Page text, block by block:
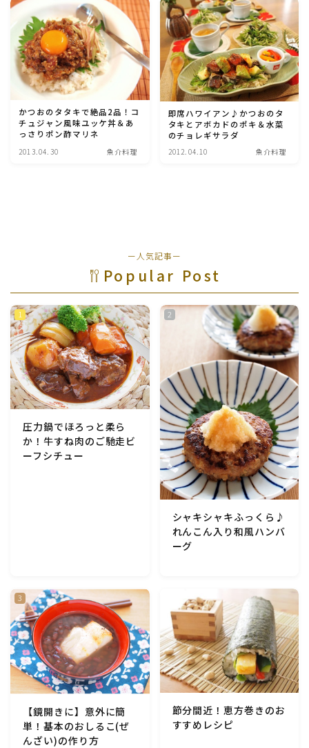
野菜料理(ズッキーニ・コーン・いんげん・そら豆・え
んどう・オクラ)
野菜料理(玉ねぎ・ねぎ・アボカド・青梗菜・セロリ・
アスパラガス)
根菜料理（にんじん・ごぼう・かぶ・大根・れんこん・
ビーツ)
洋菓子 (その他)
和菓子
マクロビスイーツ・自然派おやつ
パン・パンケーキ・スコーン・食事パイ・ケークサレ・
粉もの
麺料理(パスタ・うどん・そうめん・春雨など)
豆腐・厚揚げ・油揚げ・納豆・豆類・豆製品料理
缶詰料理(ツナ・サバ・いわし・ホタテ貝柱・コーン
等)
供の日・七夕等)
かつおのタタキで絶品2品！コ
チュジャン風味ユッケ丼＆あ
っさりポン酢マリネ
2013.04.30 魚介料理
即席ハワイアン♪かつおのタ
タキとアボカドのポキ＆水菜
のチョレギサラダ
2012.04.10 魚介料理
ー人気記事ー
Popular Post
圧力鍋でほろっと柔ら
か！牛すね肉のご馳走ビ
ーフシチュー
シャキシャキふっくら♪
れんこん入り和風ハンバ
ーグ
【鏡開きに】意外に簡
単！基本のおしるこ(ぜ
んざい)の作り方
節分間近！恵方巻きのお
すすめレシピ